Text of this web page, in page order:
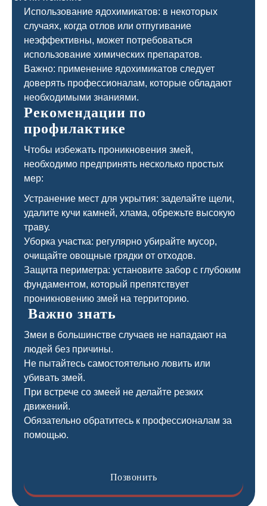
Использование ядохимикатов: в некоторых
случаях, когда отлов или отпугивание
неэффективны, может потребоваться
использование химических препаратов.
Важно: применение ядохимикатов следует
доверять профессионалам, которые обладают
необходимыми знаниями.
Рекомендации по
профилактике
Чтобы избежать проникновения змей,
необходимо предпринять несколько простых
мер:
Устранение мест для укрытия: заделайте щели,
удалите кучи камней, хлама, обрежьте высокую
траву.
Уборка участка: регулярно убирайте мусор,
очищайте овощные грядки от отходов.
Защита периметра: установите забор с глубоким
фундаментом, который препятствует
проникновению змей на территорию.
Важно знать
Змеи в большинстве случаев не нападают на
людей без причины.
Не пытайтесь самостоятельно ловить или
убивать змей.
При встрече со змеей не делайте резких
движений.
Обязательно обратитесь к профессионалам за
помощью.
Позвонить